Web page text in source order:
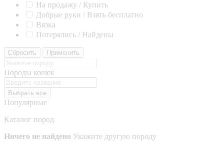
На продажу / Купить
Добрые руки / Взять бесплатно
Вязка
Потерялись / Найдены
Сбросить Применить
Породы кошек
Выбрать все
Популярные
Каталог пород
Ничего не найдено Укажите другую породу